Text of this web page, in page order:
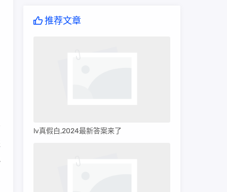
推荐文章
lv真假白,2024最新答案来了